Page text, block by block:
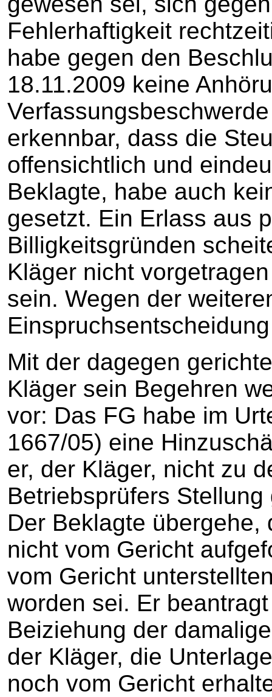
Fehlerhaftigkeit
habe gegen den
18.11.2009 keine
erkennbar, dass die
offensichtlich und
Beklagte, habe auch
gesetzt. Ein Erlass aus
Billigkeitsgründen
Kläger nicht
sein. Wegen der
Mit der dagegen
Kläger sein Begehren
vor: Das FG habe im
1667/05) eine
er, der Kläger, nicht zu
Betriebsprüfers
Der Beklagte übergehe,
nicht vom Gericht
vom Gericht
worden sei. Er
Beiziehung der
der Kläger, die
noch vom Gericht